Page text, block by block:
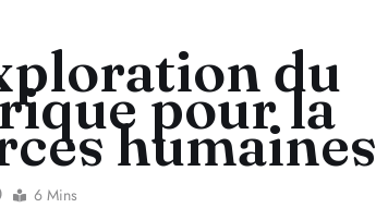
du
pour la
humaines
6 Mins